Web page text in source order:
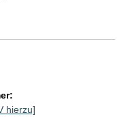
hierzu]